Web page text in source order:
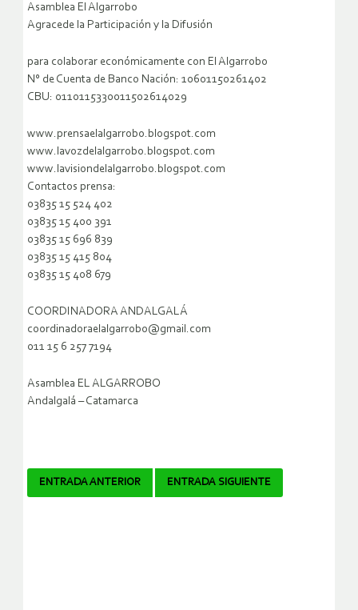
Asamblea El Algarrobo
Agracede la Participación y la Difusión
para colaborar económicamente con El Algarrobo
N° de Cuenta de Banco Nación: 10601150261402
CBU: 0110115330011502614029
www.prensaelalgarrobo.blogspot.com
www.lavozdelalgarrobo.blogspot.com
www.lavisiondelalgarrobo.blogspot.com
Contactos prensa:
03835 15 524 402
03835 15 400 391
03835 15 696 839
03835 15 415 804
03835 15 408 679
COORDINADORA ANDALGALÁ
coordinadoraelalgarrobo@gmail.com
011 15 6 257 7194
Asamblea EL ALGARROBO
Andalgalá – Catamarca
Navegador
ENTRADA ANTERIOR ENTRADA SIGUIENTE